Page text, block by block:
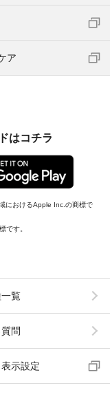
ア
はコチラ
におけるApple Inc.の商標で
です。
覧
問
示設定